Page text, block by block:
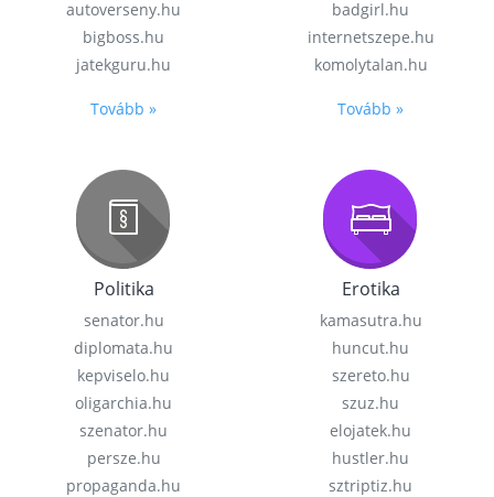
autoverseny.hu
bigboss.hu
jatekguru.hu
Tovább »
badgirl.hu
internetszepe.hu
komolytalan.hu
Tovább »
Politika
senator.hu
diplomata.hu
kepviselo.hu
oligarchia.hu
szenator.hu
persze.hu
propaganda.hu
Erotika
kamasutra.hu
huncut.hu
szereto.hu
szuz.hu
elojatek.hu
hustler.hu
sztriptiz.hu